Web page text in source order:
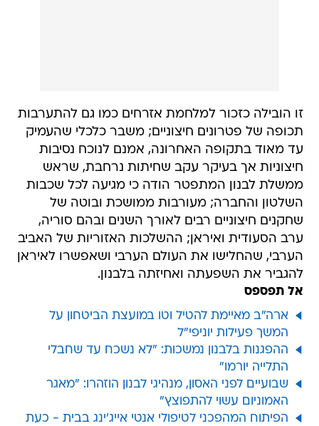
זו הובילה כזכור למלחמת אזרחים כמו גם להתערבות
תכופה של פטרונים חיצוניים; משבר כלכלי שהעמיק
עד מאוד בתקופה האחרונה, אמנם לנוכח נסיבות
חיצוניות אך בעיקר עקב שחיתות נרחבת, שראש
ממשלת לבנון המתפטר הודה כי מגיעה לכל שכבות
השלטון והחברה; מעורבות ממושכת ובוטה של
שחקנים חיצוניים רבים לאורך השנים ובהם סוריה,
ערב הסעודית ואיראן; ההשלכות האזוריות של האביב
הערבי, שהחלישו את העולם הערבי ושאפשרו לאיראן
להגביר את השפעתה ואחיזתה בלבנון.
אל תפספס
ארה"ב מאיימת להטיל וטו במועצת הביטחון על
המשך פעילות יוניפי"ל
ההפגנות בלבנון נמשכות: "לא נשכח עד שחבלי
התלייה יורמו"
שבועיים לפני האסון, מנהיגי לבנון הוזהרו: "מאגר
האמוניום עשוי להתפוצץ"
הפיתוח המהפכני לטיפולי אנטי אייג'ינג בבית - כעת